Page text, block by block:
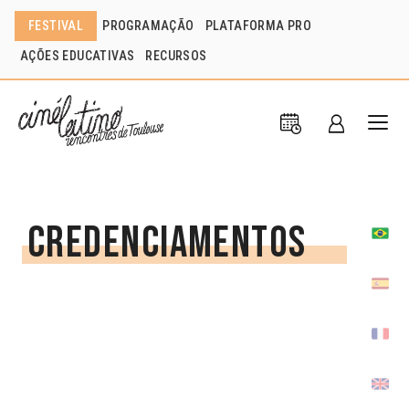
FESTIVAL PROGRAMAÇÃO PLATAFORMA PRO
AÇÕES EDUCATIVAS RECURSOS
Credenciamentos